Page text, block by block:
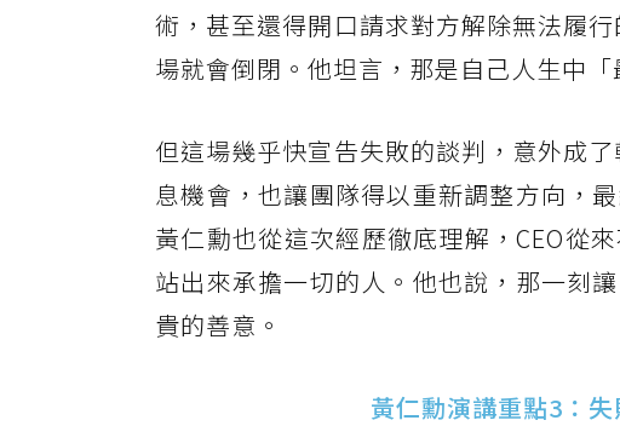
術，甚至還得開口請求對方解除無法履
場就會倒閉。他坦言，那是自己人生中
但這場幾乎快宣告失敗的談判，意外成
息機會，也讓團隊得以重新調整方向，
黃仁勳也從這次經歷徹底理解，CEO從
站出來承擔一切的人。他也說，那一刻
貴的善意。
黃仁勳演講重點3：